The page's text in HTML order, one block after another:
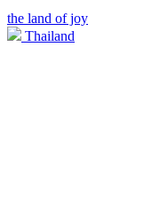
the land of joy
Thailand